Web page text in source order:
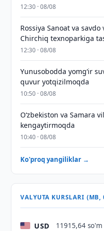
12:30 · 08/08
Rossiya Sanoat va
Chirchiq texnoparkiga
12:30 · 08/08
Yunusobodda yomg‘ir
quvur yotqizilmoqda
10:50 · 08/08
Oʻzbekiston va Samara
kengaytirmoqda
10:40 · 08/08
Ko'proq yangiliklar →
VALYUTA KURSLARI
USD 11915,64 so'm